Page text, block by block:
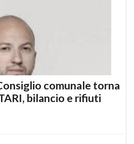
comunale torna
bilancio e rifiuti